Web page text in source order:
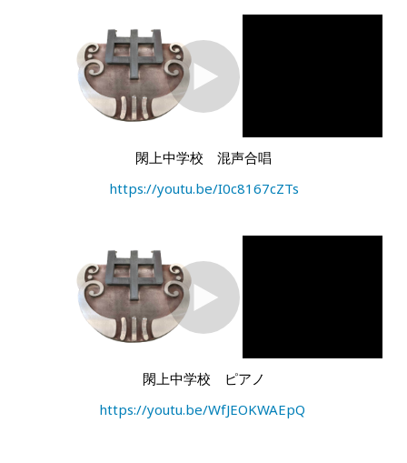
閖上中学校 混声合唱
https://youtu.be/I0c8167cZTs
閖上中学校 ピアノ
https://youtu.be/WfJEOKWAEpQ